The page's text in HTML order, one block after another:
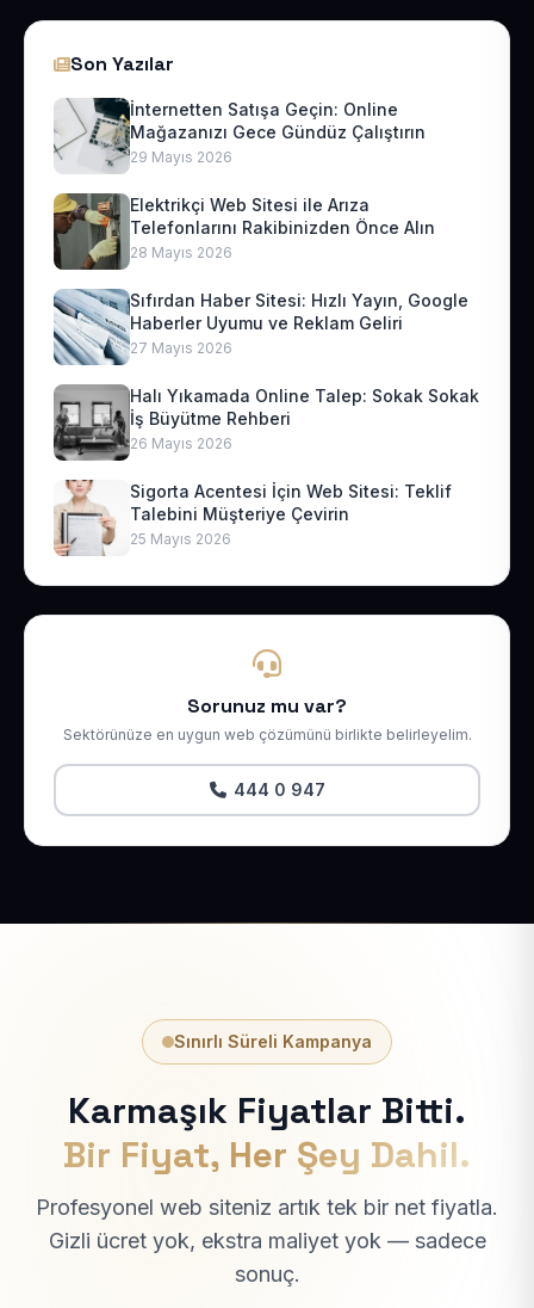
Son Yazılar
İnternetten Satışa Geçin: Online
Mağazanızı Gece Gündüz Çalıştırın
29 Mayıs 2026
Elektrikçi Web Sitesi ile Arıza
Telefonlarını Rakibinizden Önce Alın
28 Mayıs 2026
Sıfırdan Haber Sitesi: Hızlı Yayın, Google
Haberler Uyumu ve Reklam Geliri
27 Mayıs 2026
Halı Yıkamada Online Talep: Sokak Sokak
İş Büyütme Rehberi
26 Mayıs 2026
Sigorta Acentesi İçin Web Sitesi: Teklif
Talebini Müşteriye Çevirin
25 Mayıs 2026
Sorunuz mu var?
Sektörünüze en uygun web çözümünü birlikte belirleyelim.
444 0 947
Sınırlı Süreli Kampanya
Karmaşık Fiyatlar Bitti.
Bir Fiyat, Her Şey Dahil.
Profesyonel web siteniz artık tek bir net fiyatla.
Gizli ücret yok, ekstra maliyet yok — sadece
sonuç.